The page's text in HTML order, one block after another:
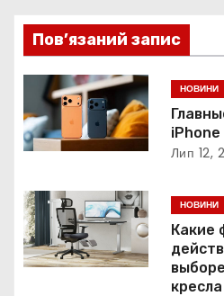
і
я
з
а
и
с
Пов’язаний запис
НОВИНИ
iPhone
Лип 12,
НОВИНИ
Какие
кресла